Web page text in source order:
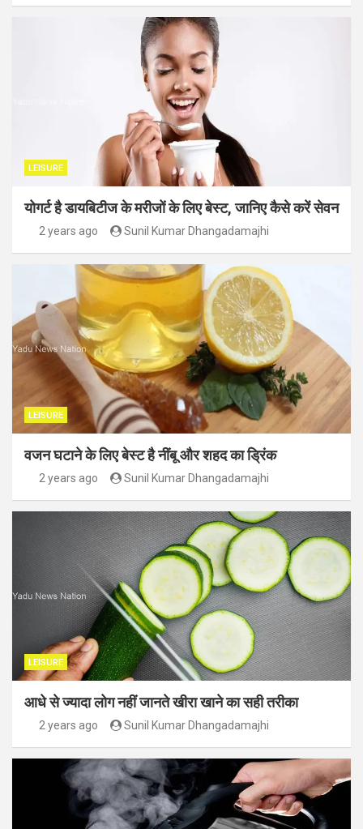
LEISURE
योगर्ट है डायबिटीज के मरीजों के लिए बेस्ट, जानिए कैसे करें सेवन
2 years ago Sunil Kumar Dhangadamajhi
LEISURE
वजन घटाने के लिए बेस्ट है नींबू और शहद का ड्रिंक
2 years ago Sunil Kumar Dhangadamajhi
LEISURE
आधे से ज्यादा लोग नहीं जानते खीरा खाने का सही तरीका
2 years ago Sunil Kumar Dhangadamajhi